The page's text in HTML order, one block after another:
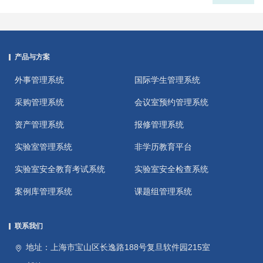
产品与方案
外事管理系统 国际学生管理系统
采购管理系统 会议室预约管理系统
资产管理系统 报修管理系统
实验室管理系统 非学历教育平台
实验室安全教育考试系统 实验室安全检查系统
案例库管理系统 课题组管理系统
联系我们
地址：上海市宝山区长逸路188号复旦软件园215室